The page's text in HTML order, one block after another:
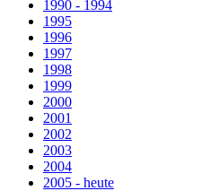
1990 - 1994
1995
1996
1997
1998
1999
2000
2001
2002
2003
2004
2005 - heute